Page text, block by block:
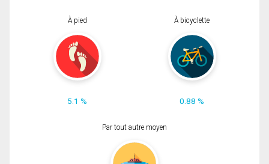
À pied
5.1 %
À bicyclette
0.88 %
Par tout autre moyen